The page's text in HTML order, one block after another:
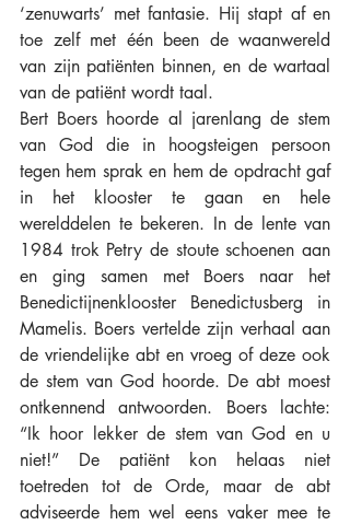
‘zenuwarts’ met fantasie. Hij stapt af en
toe zelf met één been de waanwereld
van zijn patiënten binnen, en de wartaal
van de patiënt wordt taal.
Bert Boers hoorde al jarenlang de stem
van God die in hoogsteigen persoon
tegen hem sprak en hem de opdracht gaf
in het klooster te gaan en hele
werelddelen te bekeren. In de lente van
1984 trok Petry de stoute schoenen aan
en ging samen met Boers naar het
Benedictijnenklooster Benedictusberg in
Mamelis. Boers vertelde zijn verhaal aan
de vriendelijke abt en vroeg of deze ook
de stem van God hoorde. De abt moest
ontkennend antwoorden. Boers lachte:
“Ik hoor lekker de stem van God en u
niet!” De patiënt kon helaas niet
toetreden tot de Orde, maar de abt
adviseerde hem wel eens vaker mee te